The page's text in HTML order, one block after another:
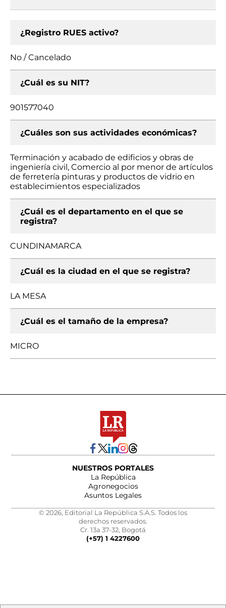
¿Registro RUES activo?
No / Cancelado
¿Cuál es su NIT?
901577040
¿Cuáles son sus actividades económicas?
Terminación y acabado de edificios y obras de
ingeniería civil, Comercio al por menor de artículos
de ferretería pinturas y productos de vidrio en
establecimientos especializados
¿Cuál es el departamento en el que se
registra?
CUNDINAMARCA
¿Cuál es la ciudad en el que se registra?
LA MESA
¿Cuál es el tamaño de la empresa?
MICRO
NUESTROS PORTALES
La República
Agronegocios
Asuntos Legales
© 2026, Editorial La República S.A.S. Todos los
derechos reservados.
Cr. 13a 37-32, Bogotá
(+57) 1 4227600